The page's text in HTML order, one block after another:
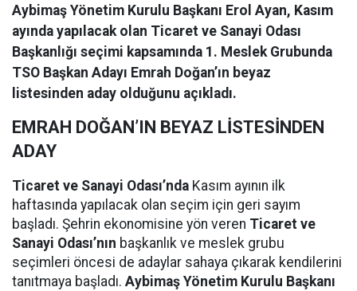
Aybimaş Yönetim Kurulu Başkanı Erol Ayan, Kasım
ayında yapılacak olan Ticaret ve Sanayi Odası
Başkanlığı seçimi kapsamında 1. Meslek Grubunda
TSO Başkan Adayı Emrah Doğan’ın beyaz
listesinden aday olduğunu açıkladı.
EMRAH DOĞAN’IN BEYAZ LİSTESİNDEN
ADAY
Ticaret ve Sanayi Odası’nda Kasım ayının ilk
haftasında yapılacak olan seçim için geri sayım
başladı. Şehrin ekonomisine yön veren Ticaret ve
Sanayi Odası’nın başkanlık ve meslek grubu
seçimleri öncesi de adaylar sahaya çıkarak kendilerini
tanıtmaya başladı. Aybimaş Yönetim Kurulu Başkanı